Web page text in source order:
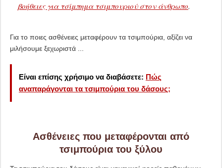
βοήθειες για τσίμπημα τσιμπουριού στον άνθρωπο.
Για το ποιες ασθένειες μεταφέρουν τα τσιμπούρια, αξίζει να
μιλήσουμε ξεχωριστά ...
Είναι επίσης χρήσιμο να διαβάσετε: Πώς
αναπαράγονται τα τσιμπούρια του δάσους;
Ασθένειες που μεταφέρονται από
τσιμπούρια του ξύλου